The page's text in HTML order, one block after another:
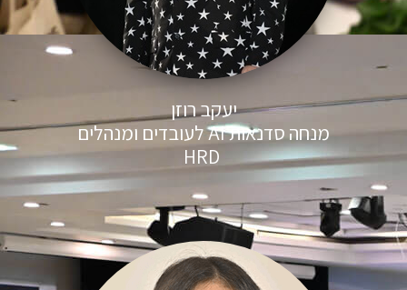
יעקב רוזן
מנחה סדנאות AI לעובדים ומנהלים
HRD